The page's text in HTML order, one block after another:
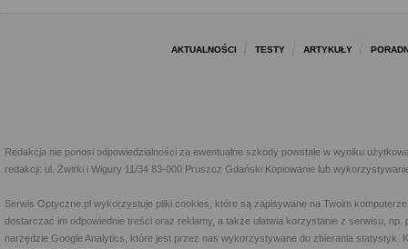
AKTUALNOŚCI TESTY ARTYKUŁY
Redakcja nie ponosi odpowiedzialności za ewentualne szkody powstałe w wyniku
redakcji: ul. Żwirki i Wigury 11/34 83-000 Pruszcz Gdański Kopiowanie lub
Serwis Optyczne.pl wykorzystuje pliki cookies, które są zapisywane na Twoim
dostarczać im odpowiednie treści oraz reklamy, a także ułatwia korzystanie z serwisu,
narzędzie Google Analytics, które jest przez nas wykorzystywane do zbierania statystyk.